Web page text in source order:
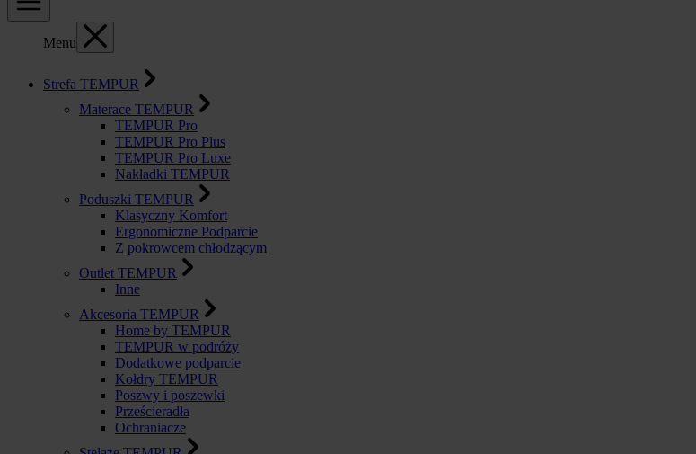
Menu
Strefa TEMPUR
Materace TEMPUR
TEMPUR Pro
TEMPUR Pro Plus
TEMPUR Pro Luxe
Nakładki TEMPUR
Poduszki TEMPUR
Klasyczny Komfort
Ergonomiczne Podparcie
Z pokrowcem chłodzącym
Outlet TEMPUR
Inne
Akcesoria TEMPUR
Home by TEMPUR
TEMPUR w podróży
Dodatkowe podparcie
Kołdry TEMPUR
Poszwy i poszewki
Prześcieradła
Ochraniacze